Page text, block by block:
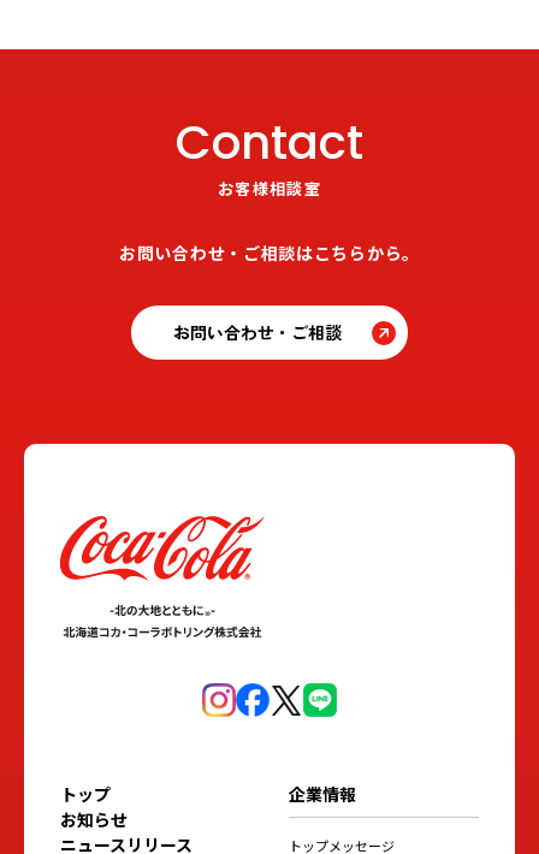
Contact
お客様相談室
お問い合わせ・ご相談はこちらから。
お問い合わせ・ご相談
トップ
お知らせ
ニュースリリース
企業情報
トップメッセージ